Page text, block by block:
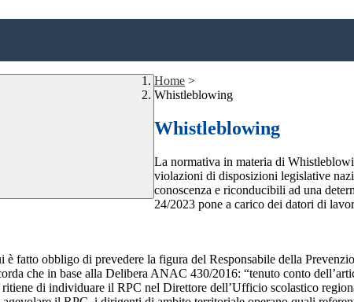
Home >
Whistleblowing
Whistleblowing
La normativa in materia di
violazioni di disposizioni legislative
conoscenza e riconducibili ad una
24/2023 pone a carico dei datori di
fatto obbligo di prevedere la figura del Responsabile della
che in base alla Delibera ANAC 430/2016: “tenuto conto
di individuare il RPC nel Direttore dell’Ufficio scolastico